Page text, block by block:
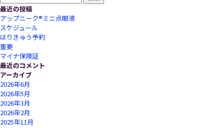
索:
最近の投稿
アップニーク®ミニ点眼液
スケジュール
はりきゅう予約
重要
マイナ保険証
最近のコメント
アーカイブ
2026年6月
2026年5月
2026年3月
2026年2月
2025年11月